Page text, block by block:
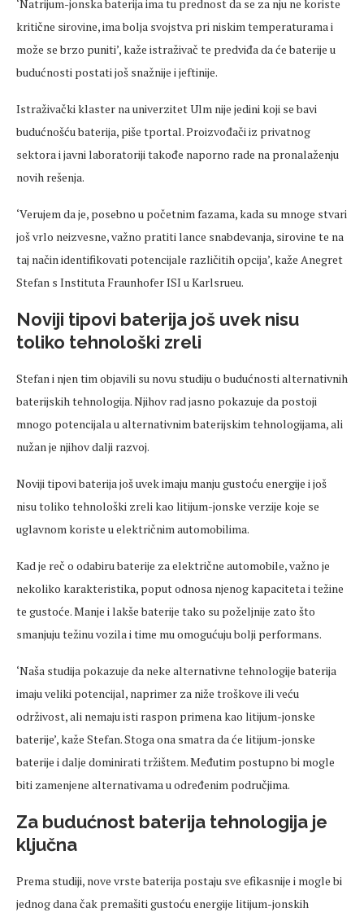
‘Natrijum-jonska baterija ima tu prednost da se za nju ne koriste
kritične sirovine, ima bolja svojstva pri niskim temperaturama i
može se brzo puniti’, kaže istraživač te predviđa da će baterije u
budućnosti postati još snažnije i jeftinije.
Istraživački klaster na univerzitet Ulm nije jedini koji se bavi
budućnošću baterija, piše tportal. Proizvođači iz privatnog
sektora i javni laboratoriji takođe naporno rade na pronalaženju
novih rešenja.
‘Verujem da je, posebno u početnim fazama, kada su mnoge stvari
još vrlo neizvesne, važno pratiti lance snabdevanja, sirovine te na
taj način identifikovati potencijale različitih opcija’, kaže Anegret
Stefan s Instituta Fraunhofer ISI u Karlsrueu.
Noviji tipovi baterija još uvek nisu
toliko tehnološki zreli
Stefan i njen tim objavili su novu studiju o budućnosti alternativnih
baterijskih tehnologija. Njihov rad jasno pokazuje da postoji
mnogo potencijala u alternativnim baterijskim tehnologijama, ali
nužan je njihov dalji razvoj.
Noviji tipovi baterija još uvek imaju manju gustoću energije i još
nisu toliko tehnološki zreli kao litijum-jonske verzije koje se
uglavnom koriste u električnim automobilima.
Kad je reč o odabiru baterije za električne automobile, važno je
nekoliko karakteristika, poput odnosa njenog kapaciteta i težine
te gustoće. Manje i lakše baterije tako su poželjnije zato što
smanjuju težinu vozila i time mu omogućuju bolji performans.
‘Naša studija pokazuje da neke alternativne tehnologije baterija
imaju veliki potencijal, naprimer za niže troškove ili veću
održivost, ali nemaju isti raspon primena kao litijum-jonske
baterije’, kaže Stefan. Stoga ona smatra da će litijum-jonske
baterije i dalje dominirati tržištem. Međutim postupno bi mogle
biti zamenjene alternativama u određenim područjima.
Za budućnost baterija tehnologija je
ključna
Prema studiji, nove vrste baterija postaju sve efikasnije i mogle bi
jednog dana čak premašiti gustoću energije litijum-jonskih